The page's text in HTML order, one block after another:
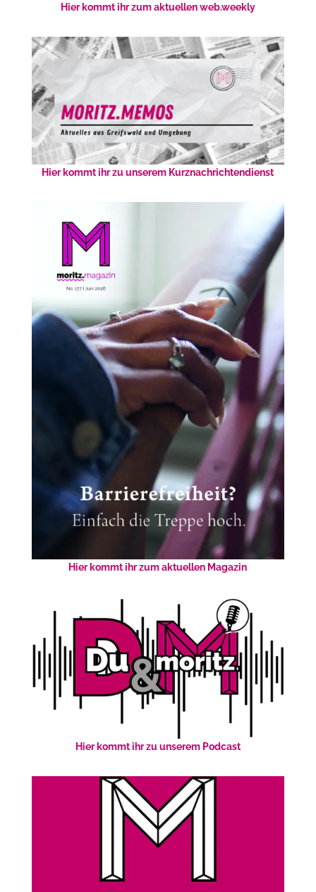
Hier kommt ihr zum aktuellen web.weekly
Hier kommt ihr zu unserem Kurznachrichtendienst
Hier kommt ihr zum aktuellen Magazin
Hier kommt ihr zu unserem Podcast